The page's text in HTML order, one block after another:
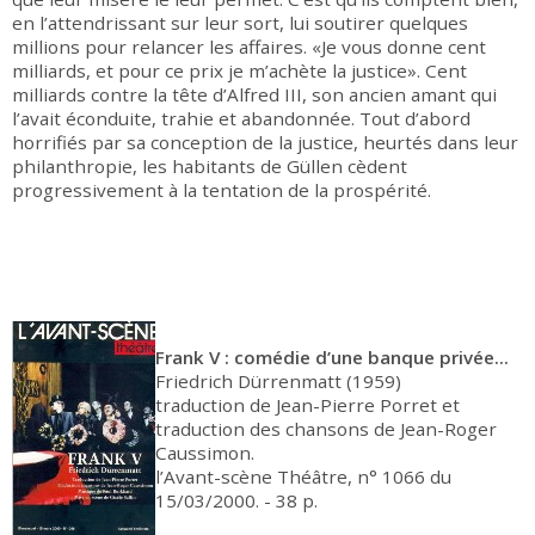
en l’attendrissant sur leur sort, lui soutirer quelques
millions pour relancer les affaires. «Je vous donne cent
milliards, et pour ce prix je m’achète la justice». Cent
milliards contre la tête d’Alfred III, son ancien amant qui
l’avait éconduite, trahie et abandonnée. Tout d’abord
horrifiés par sa conception de la justice, heurtés dans leur
philanthropie, les habitants de Güllen cèdent
progressivement à la tentation de la prospérité.
Frank V : comédie d’une banque privée...
Friedrich Dürrenmatt (1959)
traduction de Jean-Pierre Porret et
traduction des chansons de Jean-Roger
Caussimon.
l’Avant-scène Théâtre, n° 1066 du
15/03/2000. - 38 p.